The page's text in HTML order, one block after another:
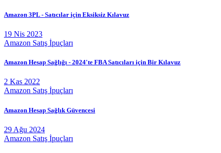
Amazon 3PL - Satıcılar için Eksiksiz Kılavuz
19 Nis 2023
Amazon Satış İpuçları
Amazon Hesap Sağlığı - 2024'te FBA Satıcıları için Bir Kılavuz
2 Kas 2022
Amazon Satış İpuçları
Amazon Hesap Sağlık Güvencesi
29 Ağu 2024
Amazon Satış İpuçları